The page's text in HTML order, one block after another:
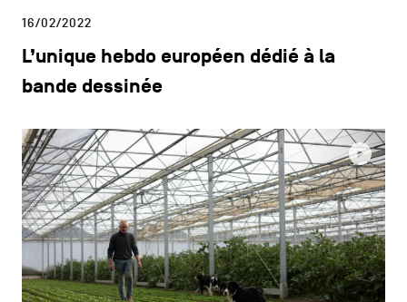
16/02/2022
L’unique hebdo européen dédié à la
bande dessinée